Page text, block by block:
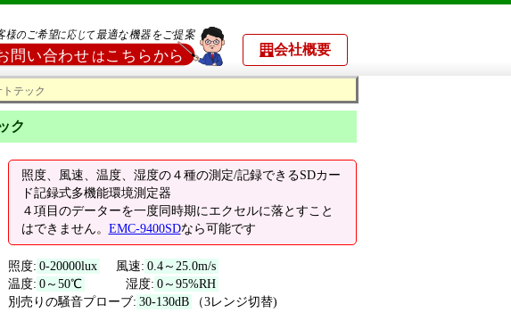
会社概要
テック
ク
照度、風速、温度、湿度の４種の測定/記録できるSDカー
ド記録式多機能環境測定器
４項目のデーターを一度同時期にエクセルに落とすこと
はできません。 EMC-9400SDなら可能です
照度: 0-20000lux 風速: 0.4～25.0m/s
温度: 0～50℃ 湿度: 0～95%RH
別売りの騒音プローブ: 30-130dB （3レンジ切替)